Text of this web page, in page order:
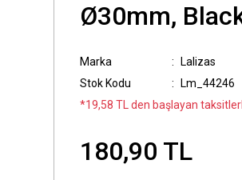
Ø30mm,
Marka
Lalizas
Stok Kodu
Lm_44246
*19,58 TL den başlayan
180,90 TL